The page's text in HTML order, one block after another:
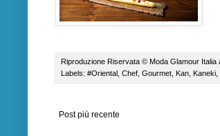
Riproduzione Riservata © Moda Glamour Italia
Labels: #Oriental Chef Gourmet Kan Kaneki
Post più recente